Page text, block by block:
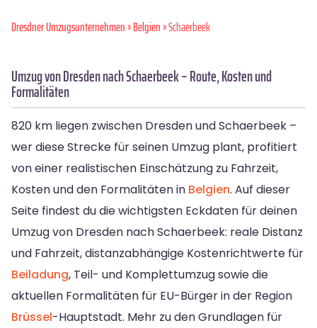
Dresdner Umzugsunternehmen»Belgien» Schaerbeek
Umzug von Dresden nach Schaerbeek – Route, Kosten und
Formalitäten
820 km liegen zwischen Dresden und Schaerbeek –
wer diese Strecke für seinen Umzug plant, profitiert
von einer realistischen Einschätzung zu Fahrzeit,
Kosten und den Formalitäten in Belgien. Auf dieser
Seite findest du die wichtigsten Eckdaten für deinen
Umzug von Dresden nach Schaerbeek: reale Distanz
und Fahrzeit, distanzabhängige Kostenrichtwerte für
Beiladung, Teil- und Komplettumzug sowie die
aktuellen Formalitäten für EU-Bürger in der Region
Brüssel-Hauptstadt. Mehr zu den Grundlagen für